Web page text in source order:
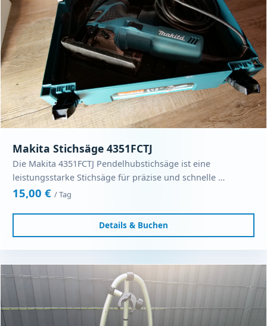
Makita Stichsäge 4351FCTJ
Die Makita 4351FCTJ Pendelhubstichsäge ist eine
leistungsstarke Stichsäge für präzise und schnelle …
15,00 € / Tag
Details & Buchen